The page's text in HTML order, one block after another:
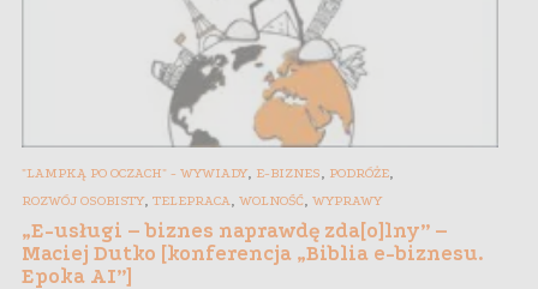
"LAMPKĄ PO OCZACH" - WYWIADY, E-BIZNES PODRÓŻE
ROZWÓJ OSOBISTY, TELEPRACA WOLNOŚĆ WYPRAWY
„E-usługi – biznes naprawdę zda[o]lny” –
Maciej Dutko [konferencja „Biblia e-biznesu.
Epoka AI”]